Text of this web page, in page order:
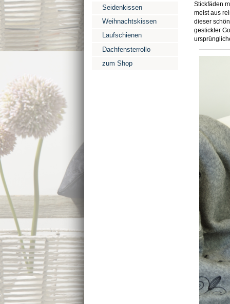
Seidenkissen
Weihnachtskissen
Laufschienen
Dachfensterrollo
zum Shop
Stickfäden
meist aus
dieser
gestickter